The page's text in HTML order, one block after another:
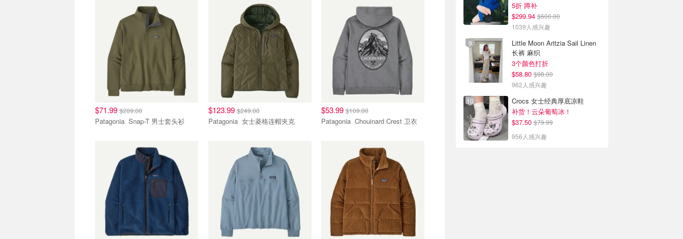
$71.99 $209.00
Patagonia Snap-T 男士套头衫
$123.99$249.00
Patagonia 女士菱格连帽夹克
$53.99 $109.00
Patagonia Chouinard Crest 卫衣
5折 蹲补
$299.94 $600.00
1039人感兴趣
Little Moon Aritzia Sail Linen
长裤 麻织
3个颜色打折
$58.80 $98.00
962人感兴趣
Crocs 女士经典厚底凉鞋
补货！云朵葡萄冰！
$37.50 $79.99
956人感兴趣